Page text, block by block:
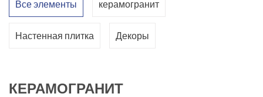
обстановку, заряжающую радостью и теплом. Благодаря
Все элементы керамогранит
Настенная плитка Декоры
КЕРАМОГРАНИТ